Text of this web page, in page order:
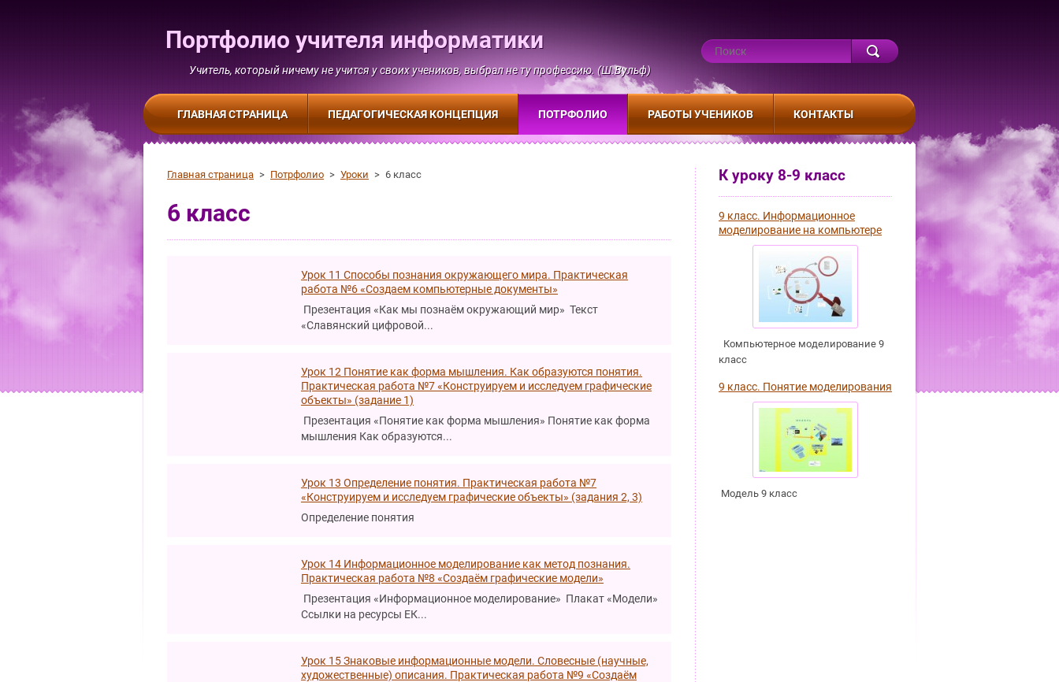
Портфолио учителя информатики
Учитель, который ничему не учится у своих учеников, выбрал не ту профессию. (Ш.Вульф)
Главная страница > Потрфолио > Уроки > 6 класс
6 класс
Урок 11 Способы познания окружающего мира. Практическая
работа №6 «Создаем компьютерные документы»
Презентация «Как мы познаём окружающий мир» Текст
«Славянский цифровой...
Урок 12 Понятие как форма мышления. Как образуются понятия.
Практическая работа №7 «Конструируем и исследуем графические
объекты» (задание 1)
Презентация «Понятие как форма мышления» Понятие как форма
мышления Как образуются...
Урок 13 Определение понятия. Практическая работа №7
«Конструируем и исследуем графические объекты» (задания 2, 3)
Определение понятия
Урок 14 Информационное моделирование как метод познания.
Практическая работа №8 «Создаём графические модели»
Презентация «Информационное моделирование» Плакат «Модели»
Ссылки на ресурсы ЕК...
Урок 15 Знаковые информационные модели. Словесные (научные,
художественные) описания. Практическая работа №9 «Создаём
К уроку 8-9 класс
9 класс. Информационное
моделирование на компьютере
Компьютерное моделирование 9
класс
9 класс. Понятие моделирования
Модель 9 класс
ГЛАВНАЯ СТРАНИЦА ПЕДАГОГИЧЕСКАЯ КОНЦЕПЦИЯ ПОТРФОЛИО РАБОТЫ УЧЕНИКОВ КОНТАКТЫ